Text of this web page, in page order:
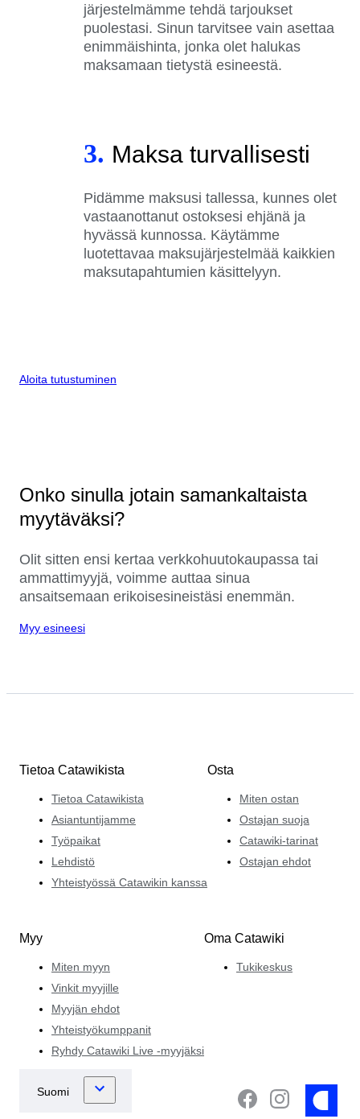
järjestelmämme tehdä tarjoukset
puolestasi. Sinun tarvitsee vain asettaa
enimmäishinta, jonka olet halukas
maksamaan tietystä esineestä.
3. Maksa turvallisesti
Pidämme maksusi tallessa, kunnes olet
vastaanottanut ostoksesi ehjänä ja
hyvässä kunnossa. Käytämme
luotettavaa maksujärjestelmää kaikkien
maksutapahtumien käsittelyyn.
Aloita tutustuminen
Onko sinulla jotain samankaltaista
myytäväksi?
Olit sitten ensi kertaa verkkohuutokaupassa tai
ammattimyyjä, voimme auttaa sinua
ansaitsemaan erikoisesineistäsi enemmän.
Myy esineesi
Tietoa Catawikista
Tietoa Catawikista
Asiantuntijamme
Työpaikat
Lehdistö
Yhteistyössä Catawikin kanssa
Osta
Miten ostan
Ostajan suoja
Catawiki-tarinat
Ostajan ehdot
Myy
Miten myyn
Vinkit myyjille
Myyjän ehdot
Yhteistyökumppanit
Ryhdy Catawiki Live -myyjäksi
Oma Catawiki
Tukikeskus